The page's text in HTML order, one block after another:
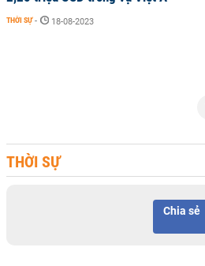
THỜI SỰ - 18-08-2023
THỜI SỰ
Chia sẻ